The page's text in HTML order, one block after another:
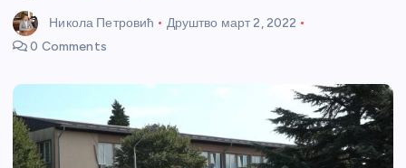
Никола Петровић Друштво март 2, 2022
0 Comments